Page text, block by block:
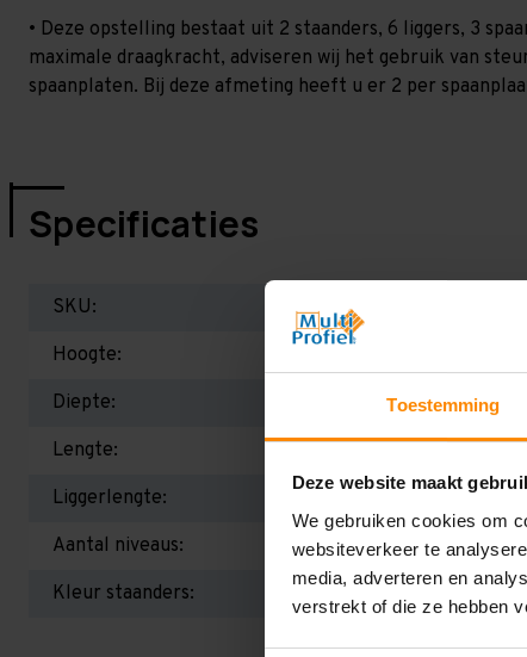
Toestemming
Deze website maakt
We gebruiken cookies om
websiteverkeer te
media, adverteren en
verstrekt of die ze hebben
• Deze opstelling bestaat uit 2 staanders, 6 liggers, 3
maximale draagkracht, adviseren wij het gebruik van
spaanplaten. Bij deze afmeting heeft u er 2 per
Specificaties
SKU:
Hoogte:
Diepte:
Lengte:
Liggerlengte:
Aantal niveaus:
Kleur staanders: